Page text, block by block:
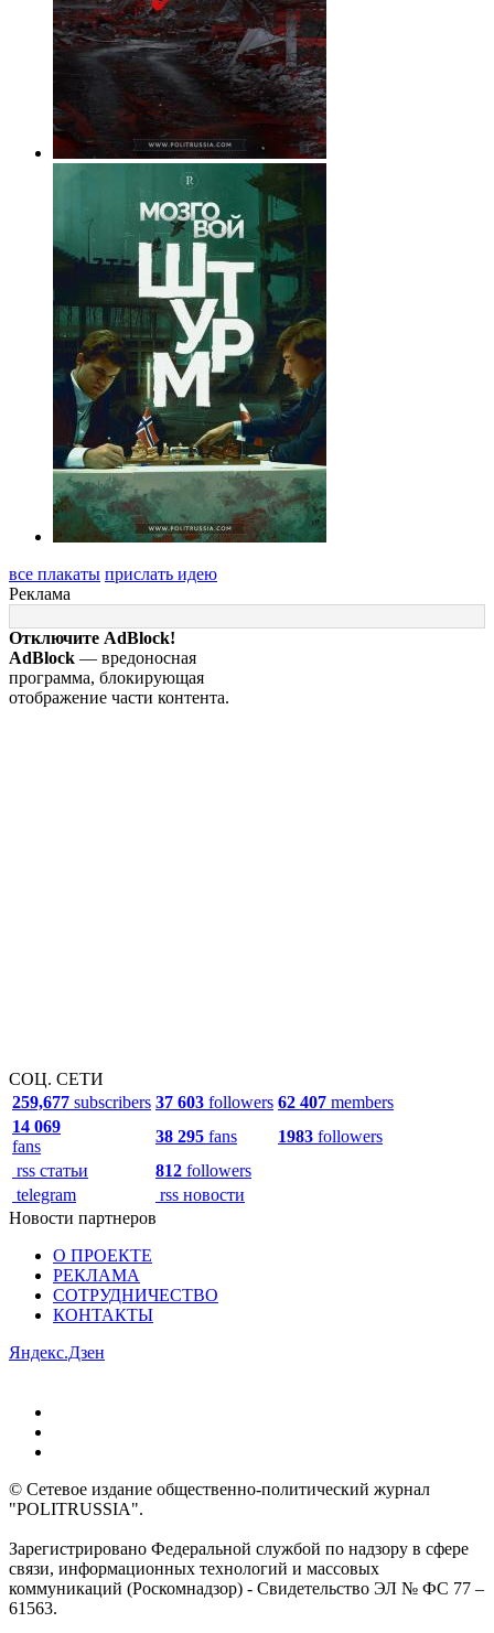
все плакаты прислать идею
Реклама
Отключите AdBlock!
AdBlock — вредоносная
программа, блокирующая
отображение части контента.
СОЦ. СЕТИ
259,677 subscribers 37 603 followers 62 407 members
14 069
fans
38 295 fans 1983 followers
rss статьи
812 followers
telegram
rss новости
Новости партнеров
О ПРОЕКТЕ
РЕКЛАМА
СОТРУДНИЧЕСТВО
КОНТАКТЫ
Яндекс.Дзен
© Сетевое издание общественно-политический журнал
"POLITRUSSIA".
Зарегистрировано Федеральной службой по надзору в сфере
связи, информационных технологий и массовых
коммуникаций (Роскомнадзор) - Свидетельство ЭЛ № ФС 77 –
61563.